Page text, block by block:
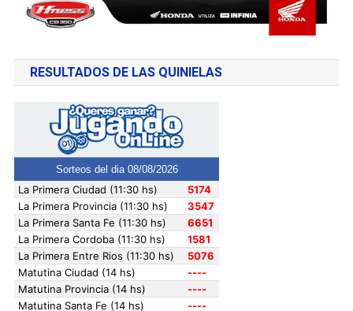
RESULTADOS DE LAS QUINIELAS